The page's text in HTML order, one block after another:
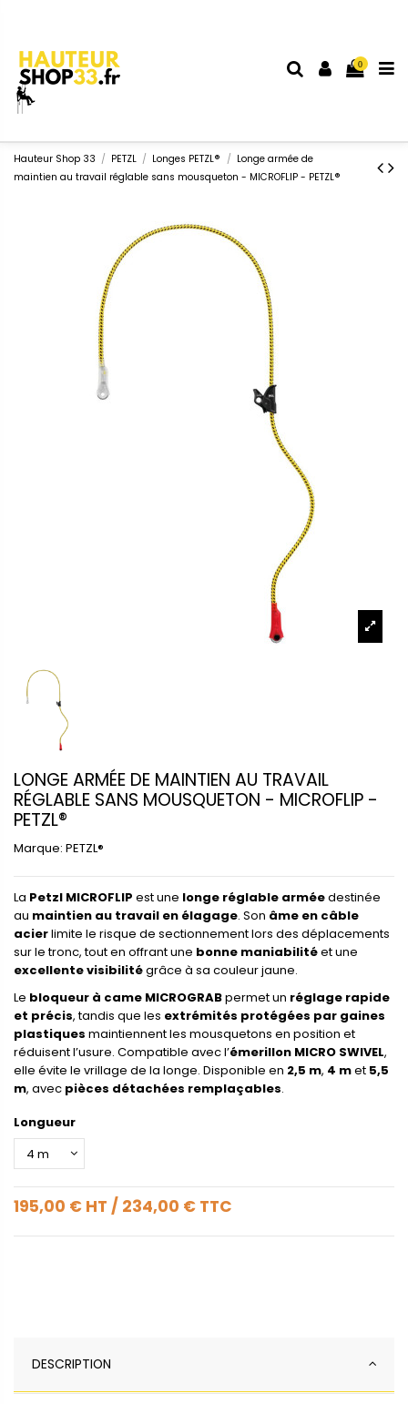
0
Hauteur Shop 33 PETZL Longes PETZL®
Longe armée de
maintien au travail réglable sans mousqueton - MICROFLIP - PETZL®
LONGE ARMÉE DE MAINTIEN AU TRAVAIL
RÉGLABLE SANS MOUSQUETON - MICROFLIP -
PETZL®
Marque: PETZL®
La Petzl MICROFLIP est une longe réglable arméedestinée
au maintien au travail en élagage. Son âme en câble
acierlimite le risque de sectionnement lors des déplacements
sur le tronc, tout en offrant une bonne maniabilitéet une
excellente visibilitégrâce à sa couleur jaune.
Le bloqueur à came MICROGRABpermet un réglage rapide
et précis, tandis que les extrémités protégées par gaines
plastiques maintiennent les mousquetons en position et
réduisent l’usure. Compatible avec l’émerillon MICRO SWIVEL,
elle évite le vrillage de la longe. Disponible en 2,5 m, 4 met 5,5
m, avec pièces détachées remplaçables.
Longueur
195,00 € HT / 234,00 € TTC
DESCRIPTION